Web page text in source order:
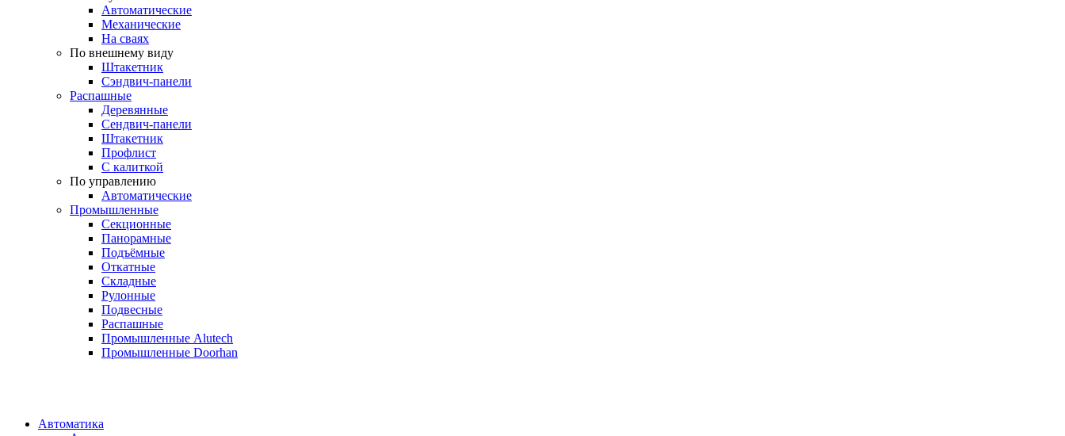
Автоматические
Механические
На сваях
По внешнему виду
Штакетник
Сэндвич-панели
Распашные
Деревянные
Сендвич-панели
Штакетник
Профлист
С калиткой
По управлению
Автоматические
Промышленные
Секционные
Панорамные
Подъёмные
Откатные
Складные
Рулонные
Подвесные
Распашные
Промышленные Alutech
Промышленные Doorhan
Автоматика